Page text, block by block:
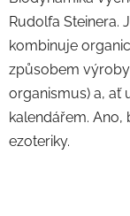
Rudolfa Steinera.
kombinuje
způsobem
organismus) a, ať
kalendářem.
ezoteriky.